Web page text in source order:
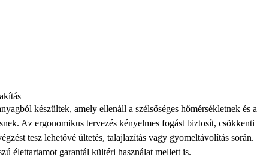
készültek, amely ellenáll a szélsőséges hőmérsékletnek és a
Az ergonomikus tervezés kényelmes fogást biztosít, csökkenti
tesz lehetővé ültetés, talajlazítás vagy gyomeltávolítás során.
élettartamot garantál kültéri használat mellett is.